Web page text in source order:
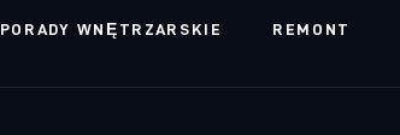
PORADY WNĘTRZARSKIE REMONT